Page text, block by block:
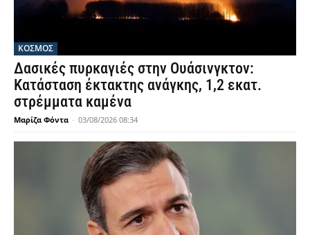
ΚΟΣΜΟΣ
Δασικές πυρκαγιές στην Ουάσινγκτον:
Κατάσταση έκτακτης ανάγκης, 1,2 εκατ.
στρέμματα καμένα
Μαρίζα Φόντα - 03/08/2026 08:34